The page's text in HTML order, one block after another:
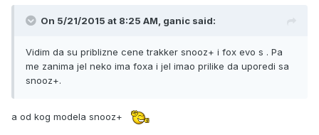
On 5/21/2015 at 8:25 AM, ganic said:
Vidim da su priblizne cene trakker snooz+ i fox evo s . Pa
me zanima jel neko ima foxa i jel imao prilike da uporedi sa
snooz+.
a od kog modela snooz+